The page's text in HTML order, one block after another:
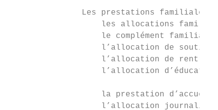
Les prestations familiales
les allocations
le complément familial
l’allocation de soutien
l’allocation de rentrée
l’allocation
la prestation d’accueil
l’allocation